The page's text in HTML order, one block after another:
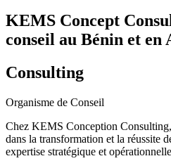
KEMS Concept
conseil au Bénin et en
Consulting
Organisme de Conseil
Chez KEMS Conception
dans la transformation et la réussite
expertise stratégique et